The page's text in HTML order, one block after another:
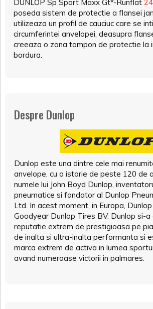
DUNLOP Sp Sport Maxx Gt*-Runflat
poseda sistem de protectie a flansei
utilizeaza un profil de cauciuc care se
circumferintei anvelopei, deasupra
creeaza o zona tampon de protectie la
bordura.
Despre Dunlop
Dunlop este una dintre cele mai
anvelope, cu o istorie de peste 120 de
numele lui John Boyd Dunlop,
pneumatice si fondator al Dunlop
Ltd. In acest moment, in Europa,
Goodyear Dunlop Tires BV. Dunlop si-
reputatie extrem de prestigioasa pe
de inalta si ultra-inalta performanta si
marca extrem de activa in lumea
avand numeroase victorii in palmares.